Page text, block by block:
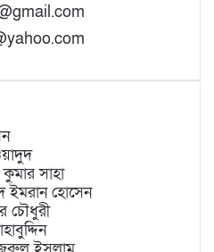
কুমার সাহা
ইমরান হোসেন
চৌধুরী